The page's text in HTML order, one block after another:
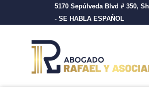
5170 Sepúlveda Blvd # 350,
- SE HABLA ESPAÑOL